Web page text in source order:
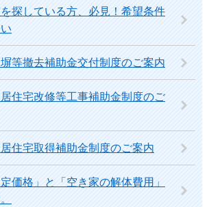
探している方、必見！希望条件
等撤去補助金交付制度のご案内
住宅改修等工事補助金制度のご
住宅取得補助金制度のご案内
価格」と「空き家の解体費用」